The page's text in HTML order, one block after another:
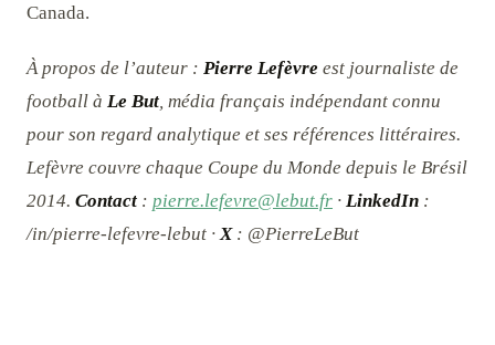
Canada.
À propos de l’auteur : Pierre Lefèvre est journaliste de
football à Le But , média français indépendant connu
pour son regard analytique et ses références littéraires.
Lefèvre couvre chaque Coupe du Monde depuis le Brésil
2014. Contact : pierre.lefevre@lebut.fr · LinkedIn :
/in/pierre-lefevre-lebut · X: @PierreLeBut